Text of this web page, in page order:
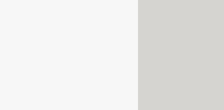
manera: "
paralela en la que cada
para una transmisión de 8